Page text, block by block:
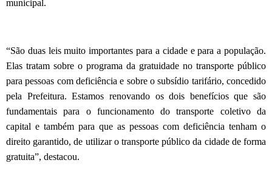
municipal.
“São duas leis muito importantes para a cidade e para a população.
Elas tratam sobre o programa da gratuidade no transporte público
para pessoas com deficiência e sobre o subsídio tarifário, concedido
pela Prefeitura. Estamos renovando os dois benefícios que são
fundamentais para o funcionamento do transporte coletivo da
capital e também para que as pessoas com deficiência tenham o
direito garantido, de utilizar o transporte público da cidade de forma
gratuita”, destacou.